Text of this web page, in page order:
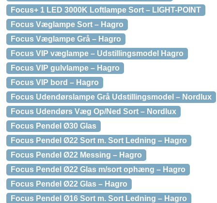
Focus+ 1 LED 3000K Loftlampe Sort – LIGHT-POINT
Focus Væglampe Sort – Hagro
Focus Væglampe Grå – Hagro
Focus VIP væglampe – Udstillingsmodel Hagro
Focus VIP gulvlampe – Hagro
Focus VIP bord – Hagro
Focus Udendørslampe Grå Udstillingsmodel – Nordlux
Focus Udendørs Væg Op/Ned Sort – Nordlux
Focus Pendel Ø30 Glas
Focus Pendel Ø22 Sort m. Sort Ledning – Hagro
Focus Pendel Ø22 Messing – Hagro
Focus Pendel Ø22 Glas m/sort ophæng – Hagro
Focus Pendel Ø22 Glas – Hagro
Focus Pendel Ø16 Sort m. Sort Ledning – Hagro